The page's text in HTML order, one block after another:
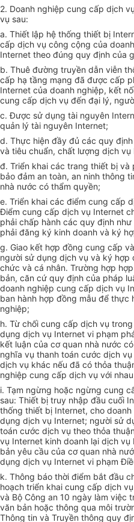
2. Doanh nghiệp cung cấp dịch
vụ sau:
a. Thiết lập hệ thống thiết bị
cấp dịch vụ công cộng của
Internet theo đúng quy định của
b. Thuê đường truyền dẫn viễn
cấp hạ tầng mạng đã được cấp
Internet của doanh nghiệp, kết
cung cấp dịch vụ đến đại lý,
c. Được sử dụng tài nguyên
quản lý tài nguyên Internet;
d. Thực hiện đầy đủ các quy
và tiêu chuẩn, chất lượng dịch vụ
đ. Triển khai các trang thiết bị
bảo đảm an toàn, an ninh thông
nhà nước có thẩm quyền;
e. Triển khai các điểm cung cấp
Điểm cung cấp dịch vụ Internet
phải chấp hành các quy định
phải đăng ký kinh doanh và ký
g. Giao kết hợp đồng cung cấp
người sử dụng dịch vụ và ký
chức và cá nhân. Trường hợp
bản, căn cứ quy định của pháp
doanh nghiệp cung cấp dịch vụ
ban hành hợp đồng mẫu để thực
nghiệp;
h. Từ chối cung cấp dịch vụ
dụng dịch vụ Internet vi phạm
kết luận của cơ quan nhà nước
nghĩa vụ thanh toán cước dịch
dịch vụ khác nếu đã có thỏa
nghiệp cung cấp dịch vụ với
i. Tạm ngừng hoặc ngừng cung
sau: Thiết bị truy nhập đầu cuối
thống thiết bị Internet, cho
dụng dịch vụ Internet; người sử
toán cước dịch vụ theo thỏa
vụ Internet kinh doanh lại dịch
bản yêu cầu của cơ quan nhà
dụng dịch vụ Internet vi phạm
k. Thông báo thời điểm bắt đầu
hoạch triển khai cung cấp dịch
và Bộ Công an 10 ngày làm việc
văn bản hoặc thông qua môi
Thông tin và Truyền thông quy